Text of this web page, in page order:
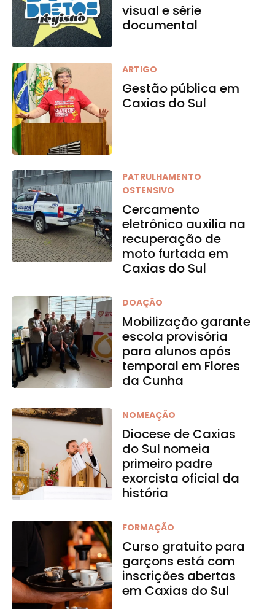
visual e série
documental
ARTIGO
Gestão pública em
Caxias do Sul
PATRULHAMENTO
OSTENSIVO
Cercamento
eletrônico auxilia na
recuperação de
moto furtada em
Caxias do Sul
DOAÇÃO
Mobilização garante
escola provisória
para alunos após
temporal em Flores
da Cunha
NOMEAÇÃO
Diocese de Caxias
do Sul nomeia
primeiro padre
exorcista oficial da
história
FORMAÇÃO
Curso gratuito para
garçons está com
inscrições abertas
em Caxias do Sul